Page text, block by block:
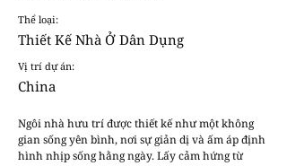
Thể loại:
Thiết Kế Nhà Ở Dân Dụng
Vị trí dự án:
China
Ngôi nhà hưu trí được thiết kế như một không
gian sống yên bình, nơi sự giản dị và ấm áp định
hình nhịp sống hằng ngày. Lấy cảm hứng từ